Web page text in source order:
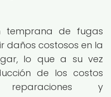
temprana de fugas
daños costosos en la
lo que a su vez
de los costos
y